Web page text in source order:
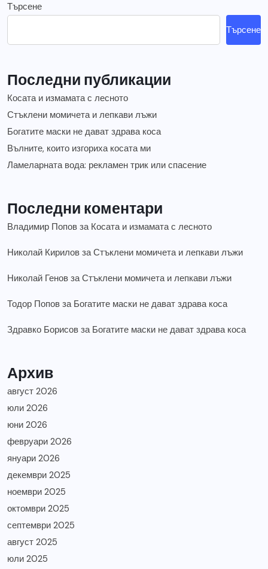
Търсене
Търсене
Последни публикации
Косата и измамата с лесното
Стъклени момичета и лепкави лъжи
Богатите маски не дават здрава коса
Вълните, които изгориха косата ми
Ламеларната вода: рекламен трик или спасение
Последни коментари
Владимир Попов за Косата и измамата с лесното
Николай Кирилов заСтъклени момичета и лепкави лъжи
Николай Генов заСтъклени момичета и лепкави лъжи
Тодор Попов за Богатите маски не дават здрава коса
Здравко Борисов за Богатите маски не дават здрава коса
Архив
август 2026
юли 2026
юни 2026
февруари 2026
януари 2026
декември 2025
ноември 2025
октомври 2025
септември 2025
август 2025
юли 2025